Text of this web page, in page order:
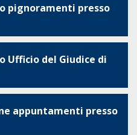
pignoramenti presso
Ufficio del Giudice di
appuntamenti presso